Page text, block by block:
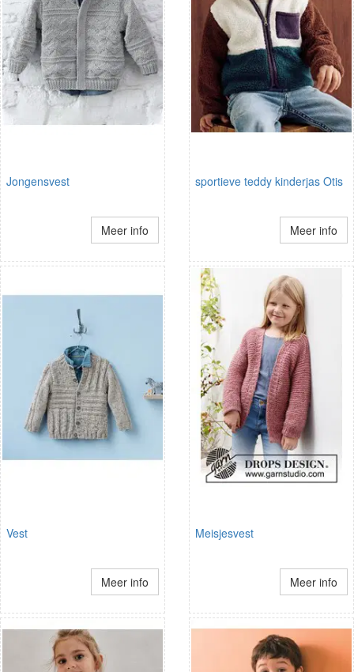
Jongensvest
Meer info
sportieve teddy kinderjas Otis
Meer info
Vest
Meer info
Meisjesvest
Meer info